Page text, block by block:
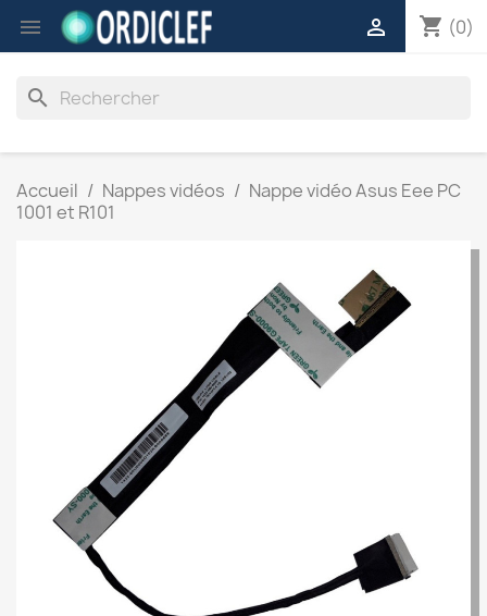
 shopping_cart (0)

search
Accueil Nappes vidéos
Nappe vidéo Asus Eee PC
1001 et R101